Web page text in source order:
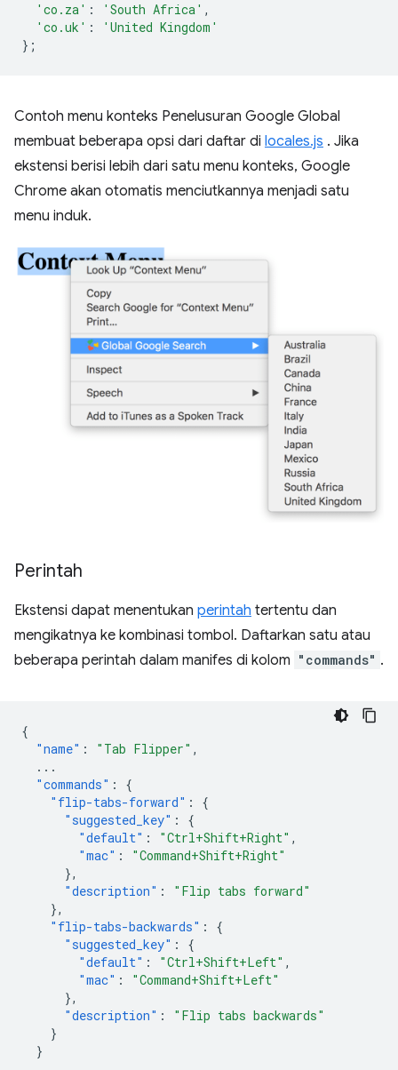
'co.za' : 'South Africa' ,
'co.uk' :
'United Kingdom'
};
Contoh menu konteks Penelusuran Google Global
membuat beberapa opsi dari daftar di locales.js . Jika
ekstensi berisi lebih dari satu menu konteks, Google
Chrome akan otomatis menciutkannya menjadi satu
menu induk.
Perintah
Ekstensi dapat menentukan perintah tertentu dan
mengikatnya ke kombinasi tombol. Daftarkan satu atau
beberapa perintah dalam manifes di kolom "commands" .
{
"name" : "Tab Flipper" ,
...
"commands" :
{
"flip-tabs-forward" :
{
"suggested_key" :
{
"default" : "Ctrl+Shift+Right" ,
"mac" :
"Command+Shift+Right"
},
"description" :
"Flip tabs forward"
},
"flip-tabs-backwards" :
{
"suggested_key" :
{
"default" : "Ctrl+Shift+Left" ,
"mac" :
"Command+Shift+Left"
},
"description" :
"Flip tabs backwards"
}
}